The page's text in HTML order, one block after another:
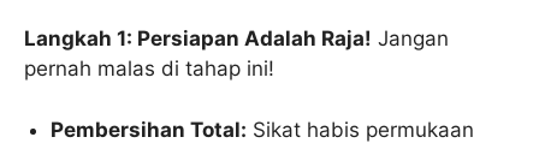
Langkah 1: Persiapan Adalah Raja! Jangan
pernah malas di tahap ini!
Pembersihan Total: Sikat habis permukaan